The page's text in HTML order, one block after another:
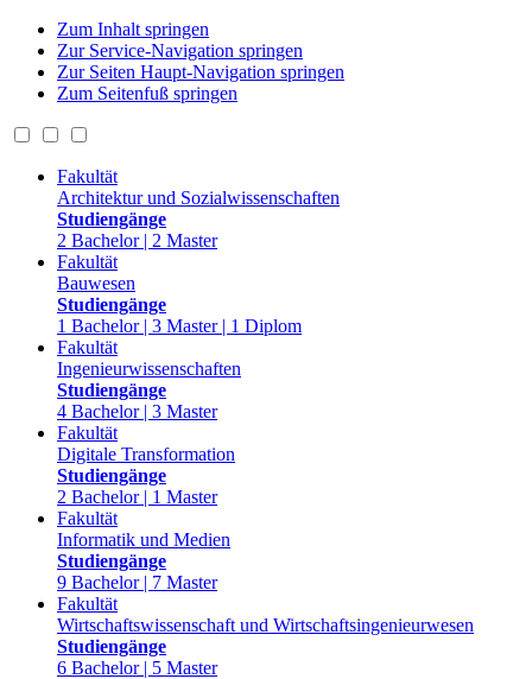
Zum Inhalt springen
Zur Service-Navigation springen
Zur Seiten Haupt-Navigation springen
Zum Seitenfuß springen
Fakultät
Architektur und Sozialwissenschaften
Studiengänge
2 Bachelor | 2 Master
Fakultät
Bauwesen
Studiengänge
1 Bachelor | 3 Master | 1 Diplom
Fakultät
Ingenieurwissenschaften
Studiengänge
4 Bachelor | 3 Master
Fakultät
Digitale Transformation
Studiengänge
2 Bachelor | 1 Master
Fakultät
Informatik und Medien
Studiengänge
9 Bachelor | 7 Master
Fakultät
Wirtschaftswissenschaft und Wirtschaftsingenieurwesen
Studiengänge
6 Bachelor | 5 Master